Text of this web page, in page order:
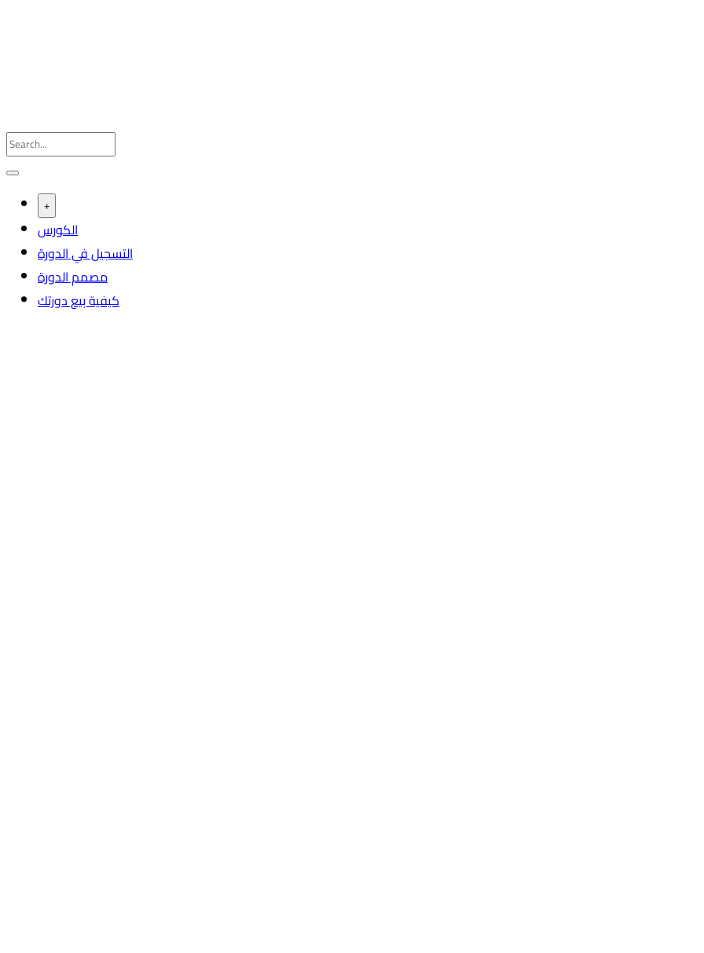
+
الكورس
التسجيل في الدورة
مصمم الدورة
كيفية بيع دورتك